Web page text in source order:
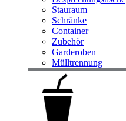
Stauraum
Schränke
Container
Zubehör
Garderoben
Mülltrennung